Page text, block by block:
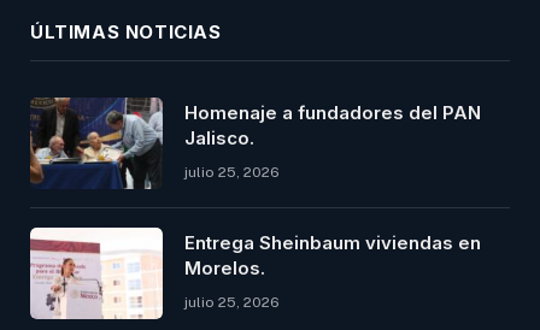
ÚLTIMAS NOTICIAS
Homenaje a fundadores del PAN
Jalisco.
julio 25, 2026
Entrega Sheinbaum viviendas en
Morelos.
julio 25, 2026